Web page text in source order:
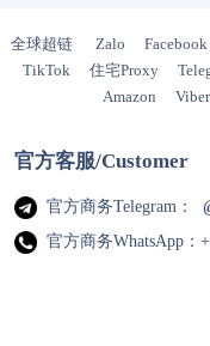
全球超链 Zalo Facebook
TikTok
住宅Proxy
Amazon
Viber
官方客服/Customer
官方商务Telegram：
官方商务WhatsApp：